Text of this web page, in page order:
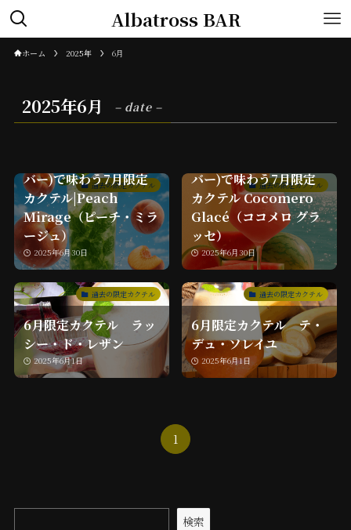
Albatross BAR
ホーム 2025年 6月
2025年6月 – date –
過去の限定カクテル
バー)で味わう7月限定
カクテル|Peach
Mirage（ピーチ・ミラ
ージュ）
2025年6月30日
過去の限定カクテル
バー)で味わう7月限定
カクテル Cocomero
Glacé（ココメロ グラ
ッセ）
2025年6月30日
過去の限定カクテル
6月限定カクテル ラッ
シー・ド・レザン
2025年6月1日
過去の限定カクテル
6月限定カクテル テ・
デュ・ソレイユ
2025年6月1日
1
検索